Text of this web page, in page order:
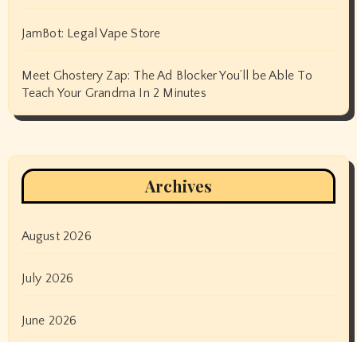
JamBot: Legal Vape Store
Meet Ghostery Zap: The Ad Blocker You’ll be Able To
Teach Your Grandma In 2 Minutes
Archives
August 2026
July 2026
June 2026